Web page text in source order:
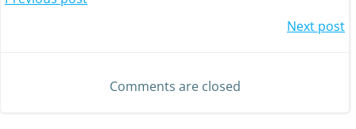
Next post
Comments are closed